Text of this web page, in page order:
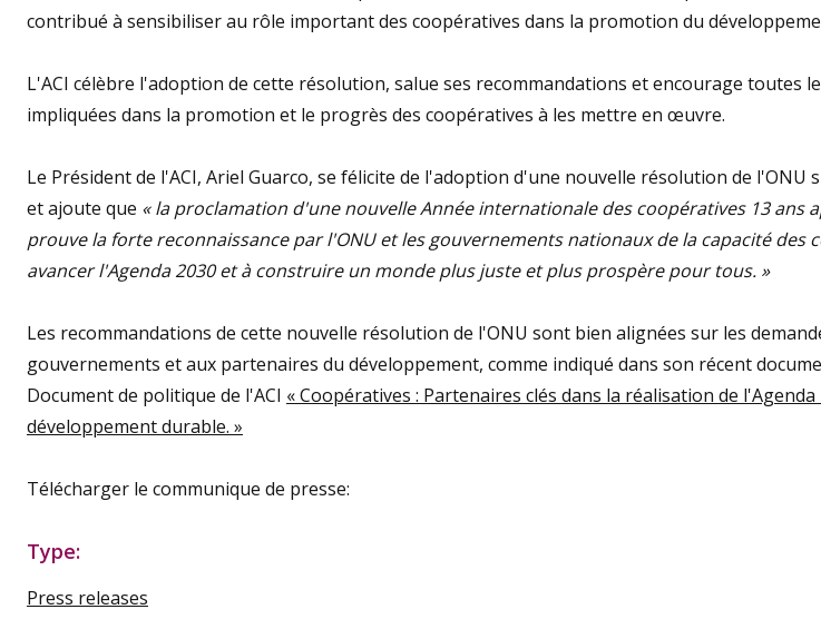
contribué à sensibiliser au rôle important des coopératives dans la promotion du
L'ACI célèbre l'adoption de cette résolution, salue ses recommandations et encourage toutes
impliquées dans la promotion et le progrès des coopératives à les mettre en œuvre.
Le Président de l'ACI, Ariel Guarco, se félicite de l'adoption d'une nouvelle résolution de l'ONU
et ajoute que « la proclamation d'une nouvelle Année internationale des coopératives 13 ans
prouve la forte reconnaissance par l'ONU et les gouvernements nationaux de la capacité des
avancer l'Agenda 2030 et à construire un monde plus juste et plus prospère pour tous. »
Les recommandations de cette nouvelle résolution de l'ONU sont bien alignées sur les
gouvernements et aux partenaires du développement, comme indiqué dans son récent
Document de politique de l'ACI « Coopératives : Partenaires clés dans la réalisation de
développement durable. »
Télécharger le communique de presse:
Type:
Press releases